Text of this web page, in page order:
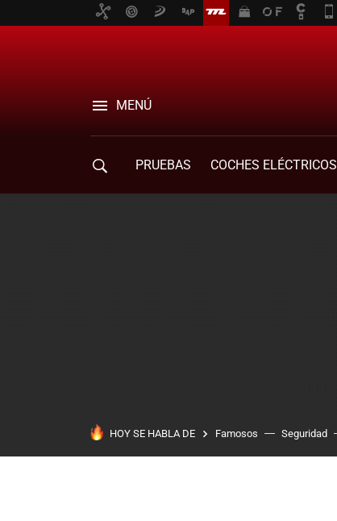
MENÚ
PRUEBAS COCHES ELÉCTRICOS
HOY SE HABLA DE Famosos Seguridad